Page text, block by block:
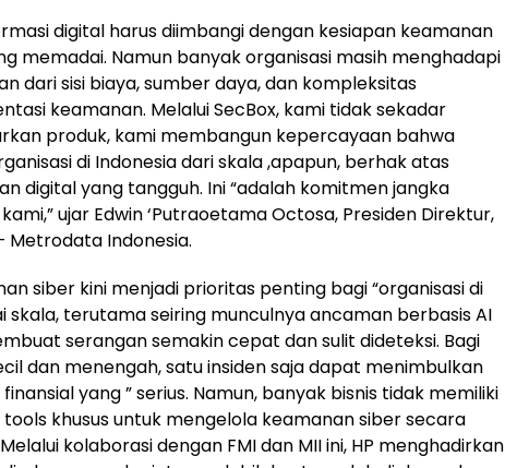
digital harus diimbangi dengan kesiapan keamanan
memadai. Namun banyak organisasi masih menghadapi
dari sisi biaya, sumber daya, dan kompleksitas
keamanan. Melalui SecBox, kami tidak sekadar
produk, kami membangun kepercayaan bahwa
di Indonesia dari skala ,apapun, berhak atas
digital yang tangguh. Ini “adalah komitmen jangka
ujar Edwin ‘Putraoetama Octosa, Presiden Direktur,
Metrodata Indonesia.
siber kini menjadi prioritas penting bagi “organisasi di
skala, terutama seiring munculnya ancaman berbasis AI
serangan semakin cepat dan sulit dideteksi. Bagi
dan menengah, satu insiden saja dapat menimbulkan
yang ” serius. Namun, banyak bisnis tidak memiliki
khusus untuk mengelola keamanan siber secara
kolaborasi dengan FMI dan MII ini, HP menghadirkan